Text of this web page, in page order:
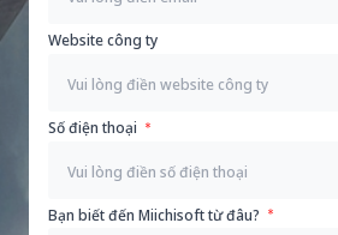
Website công ty
Số điện thoại
Bạn biết đến Miichisoft từ đâu?